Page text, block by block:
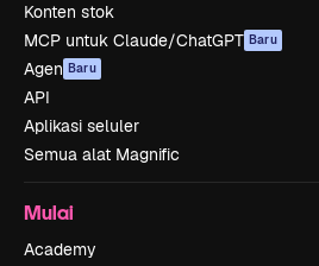
Konten stok
MCP untuk Claude/ChatGPT Baru
Agen Baru
API
Aplikasi seluler
Semua alat Magnific
Mulai
Academy